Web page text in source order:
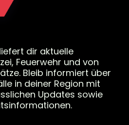
dir aktuelle
Feuerwehr und von
Bleib informiert über
in deiner Region mit
Updates sowie